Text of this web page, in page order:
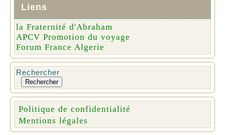
Liens
la Fraternité d'Abraham
APCV Promotion du voyage
Forum France Algerie
Rechercher
Rechercher
Politique de confidentialité
Mentions légales